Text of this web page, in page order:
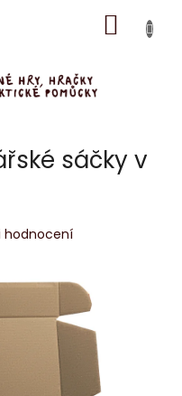
KOŠÍK
sáčky v
hodnocení